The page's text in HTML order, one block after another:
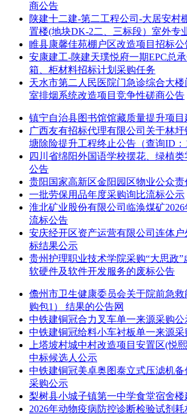
商公告
陕建十二建-第二工程公司-大居安村
置楼(地块DK-2二、三标段）室外专
睢县康馨佳苑棚户区改造项目招标公
安康建工-陕建天璞悦府一期EPC总
箱、柜材料招标计划采购任务
天水市第二人民医院门急诊综合大
室排烟系统改造项目竞争性磋商公告
镇宁自治县图书馆馆藏质量提升项
广西友有招标代理有限公司关于林
塘除险提升工程终止公告（查询ID：
四川省绵阳外国语学校摆花、绿植
公告
贵阳国家高新区金阳园区物业公众
一批劳保用品年度采购询比流标公示
淮北矿业股份有限公司临涣煤矿
流标公告
安庆经开区资产运营有限公司连体
标结果公示
贵州护理职业技术学院采购“大思政
软硬件及软件开发服务的废标公告
儋州市卫生健康委员会关于院前急
购包1） 结果的公告网
中铁建铜冠合力叉车单一来源采购公
中铁建铜冠给料小车衬板单一来源采
上塔坡村城中村改造项目安置区(悦
中标候选人公示
中铁建铜冠美卓奥图泰立式压滤机
采购公示
梨树县小城子镇第一中学食堂宿舍
2026年动物疫病防控诊断检验试剂